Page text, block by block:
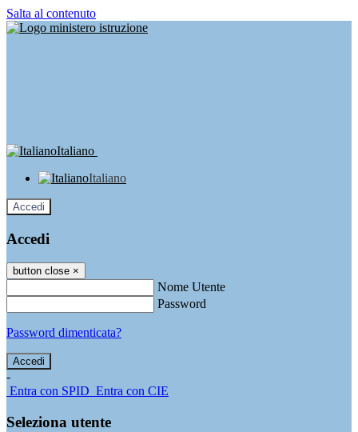
Salta al contenuto
Italiano
Italiano
Accedi
Accedi
button close ×
Nome Utente
Password
Password dimenticata?
-
Entra con SPID Entra con CIE
Seleziona utente